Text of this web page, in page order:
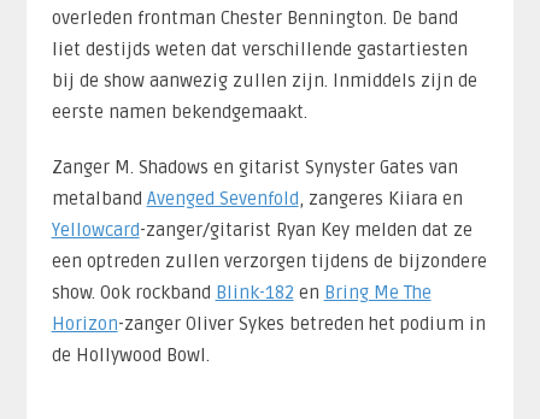
overleden frontman Chester Bennington. De band
liet destijds weten dat verschillende gastartiesten
bij de show aanwezig zullen zijn. Inmiddels zijn de
eerste namen bekendgemaakt.
Zanger M. Shadows en gitarist Synyster Gates van
metalband Avenged Sevenfold, zangeres Kiiara en
Yellowcard-zanger/gitarist Ryan Key melden dat ze
een optreden zullen verzorgen tijdens de bijzondere
show. Ook rockband Blink-182 en Bring Me The
Horizon-zanger Oliver Sykes betreden het podium in
de Hollywood Bowl.